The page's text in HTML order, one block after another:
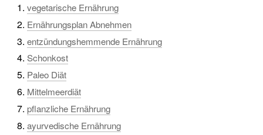
vegetarische Ernährung
Ernährungsplan Abnehmen
entzündungshemmende Ernährung
Schonkost
Paleo Diät
Mittelmeerdiät
pflanzliche Ernährung
ayurvedische Ernährung